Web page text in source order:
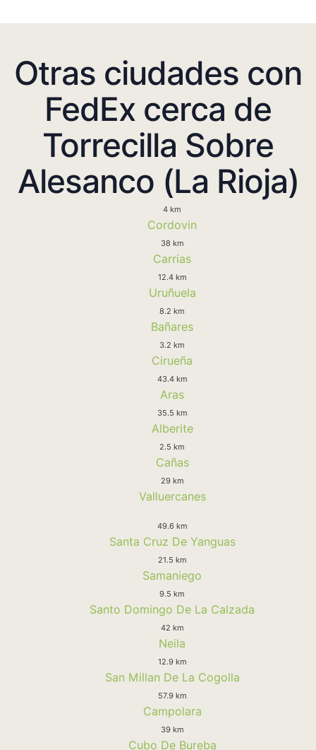
Otras ciudades con
FedEx cerca de
Torrecilla Sobre
Alesanco (La Rioja)
4 km
Cordovin
38 km
Carrias
12.4 km
Uruñuela
8.2 km
Bañares
3.2 km
Cirueña
43.4 km
Aras
35.5 km
Alberite
2.5 km
Cañas
29 km
Valluercanes
49.6 km
Santa Cruz De Yanguas
21.5 km
Samaniego
9.5 km
Santo Domingo De La Calzada
42 km
Neila
12.9 km
San Millan De La Cogolla
57.9 km
Campolara
39 km
Cubo De Bureba